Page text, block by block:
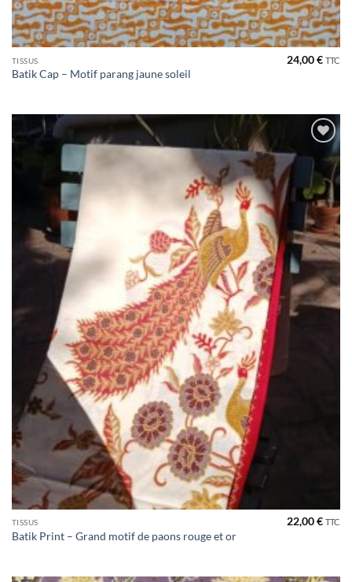
TISSUS
Batik Cap – Motif parang jaune soleil
24,00€ TTC
à la liste
de
souhaits
TISSUS
Batik Print – Grand motif de paons rouge et or
22,00€ TTC